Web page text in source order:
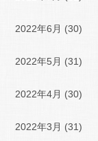
2022年6月 (30)
2022年5月 (31)
2022年4月 (30)
2022年3月 (31)